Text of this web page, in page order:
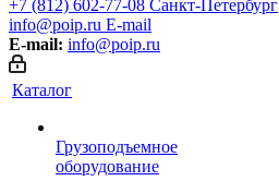
+7 (812) 602-77-08 Санкт-Петербург
info@poip.ru E-mail
E-mail: info@poip.ru
Каталог
Грузоподъемное
оборудование